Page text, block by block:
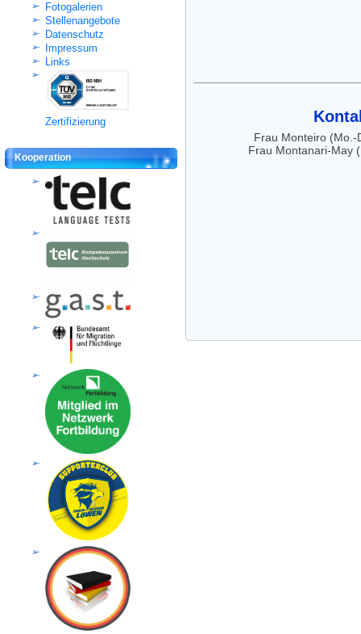
Fotogalerien
Stellenangebote
Datenschutz
Impressum
Links
Zertifizierung
Kooperation
Frau Monteiro
Frau Montanari-May